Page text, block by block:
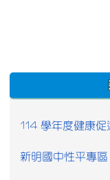
:::
114 學年度健康
新明國中性平專區